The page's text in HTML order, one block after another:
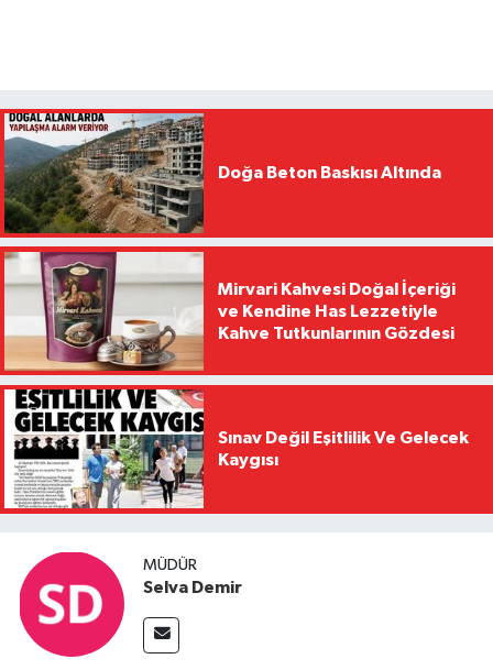
Doğa Beton Baskısı Altında
Mirvari Kahvesi Doğal İçeriği
ve Kendine Has Lezzetiyle
Kahve Tutkunlarının Gözdesi
Sınav Değil Eşitlilik Ve Gelecek
Kaygısı
MÜDÜR
Selva Demir